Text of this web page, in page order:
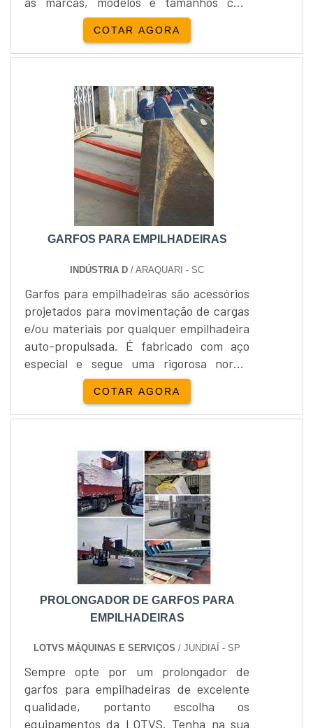
preços competitivos.Nossa ampla linha de
produtos inclui uma série completa de
garfos para empilhadeiras para
industriais. Os principais fabricantes de
empilhadeiras no mundo utilizam garfos
Cascade como equipamento de série...
COTAR AGORA
GARFOS PARA EMPILHADEIRAS
INDÚSTRIA D / ARAQUARI - SC
Garfos para empilhadeiras são acessórios
projetados para movimentação de cargas
e/ou materiais por qualquer empilhadeira
auto-propulsada. É fabricado com aço
especial e segue uma rigorosa norma
internacional na sua fabricação,
oferecendo segurança, precisão e
qualidade.Os engates dos garfos para
com a norma ISO 2328 que permitem um
acoplamento preciso no quadro da
empilhadeira. Também pode ser fabr...
COTAR AGORA
PROLONGADOR DE GARFOS PARA
EMPILHADEIRAS
LOTVS MÁQUINAS E SERVIÇOS / JUNDIAÍ - SP
Sempre opte por um prolongador de
garfos para empilhadeiras de excelente
qualidade, portanto escolha os
equipamentos da LOTVS. Tenha na sua